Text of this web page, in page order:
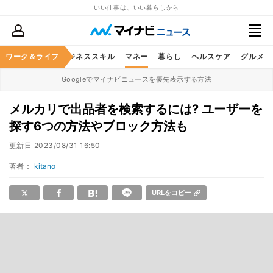
いい仕事は、いい暮らしから
ワーク＆ライフ
キャリア ビジネススキル マネー 暮らし ヘルスケア グルメ
Googleでマイナビニュースを優先表示する方法
メルカリで出品者を検索するには? ユーザーを
探す6つの方法やブロック方法も
更新日 2023/08/31 16:50
著者： kitano
URLをコピー